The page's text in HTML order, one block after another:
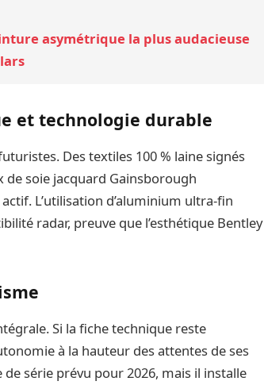
asymétrique la plus audacieuse
et technologie durable
Des textiles 100 % laine signés
soie jacquard Gainsborough
L’utilisation d’aluminium ultra-fin
radar, preuve que l’esthétique Bentley
Si la fiche technique reste
à la hauteur des attentes de ses
série prévu pour 2026, mais il installe